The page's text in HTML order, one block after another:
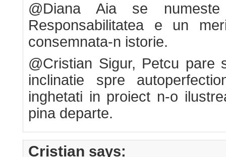
@Diana Aia se numeste
Responsabilitatea e un
consemnata-n istorie.
@Cristian Sigur, Petcu pare
inclinatie spre
inghetati in proiect n-o
pina departe.
Cristian says: